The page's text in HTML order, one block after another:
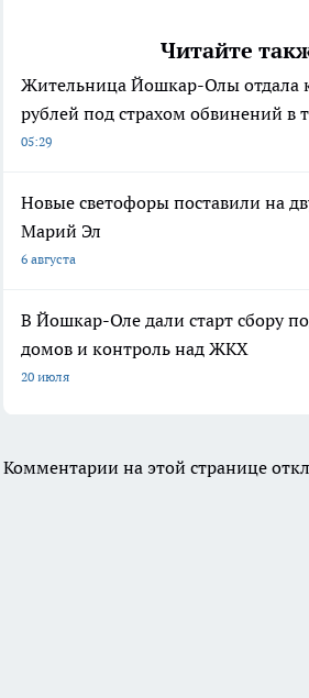
Читайте
Жительница Йошкар-Олы отдала
рублей под страхом обвинений в
05:29
Новые светофоры поставили на
Марий Эл
6 августа
В Йошкар-Оле дали старт сбору
домов и контроль над ЖКХ
20 июля
Комментарии на этой странице